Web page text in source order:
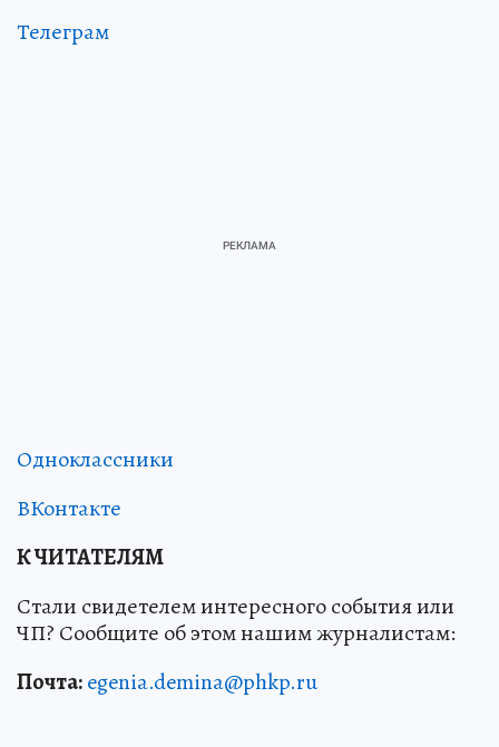
Телеграм
Одноклассники
ВКонтакте
К ЧИТАТЕЛЯМ
Стали свидетелем интересного события или
ЧП? Сообщите об этом нашим журналистам:
Почта:egenia.demina@phkp.ru